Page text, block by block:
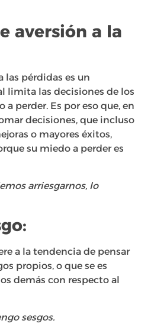
aversión a la
las pérdidas es un
limita las decisiones de los
a perder. Es por eso que, en
decisiones, que incluso
o mayores éxitos,
su miedo a perder es
arriesgarnos, lo
a la tendencia de pensar
propios, o que se es
demás con respecto al
sesgos.